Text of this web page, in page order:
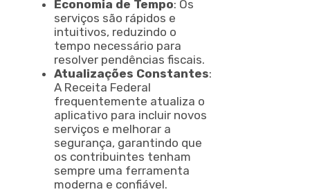
Economia de Tempo: Os
serviços são rápidos e
intuitivos, reduzindo o
tempo necessário para
resolver pendências fiscais.
Atualizações Constantes:
A Receita Federal
frequentemente atualiza o
aplicativo para incluir novos
serviços e melhorar a
segurança, garantindo que
os contribuintes tenham
sempre uma ferramenta
moderna e confiável.